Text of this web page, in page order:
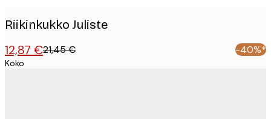
Riikinkukko Juliste
12,87 €21,45 € -40%*
Koko